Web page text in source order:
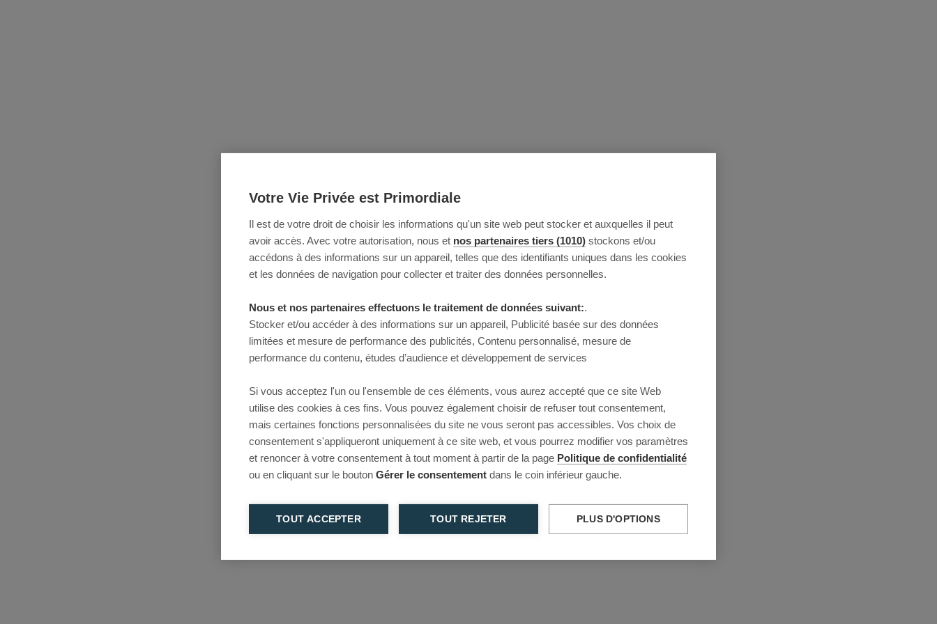
Votre Vie Privée est Primordiale
Il est de votre droit de choisir les informations qu'un site web peut stocker et auxquelles il peut
avoir accès. Avec votre autorisation, nous et nos partenaires tiers (1010) stockons et/ou
accédons à des informations sur un appareil, telles que des identifiants uniques dans les cookies
et les données de navigation pour collecter et traiter des données personnelles.
Nous et nos partenaires effectuons le traitement de données suivant:.
Stocker et/ou accéder à des informations sur un appareil, Publicité basée sur des données
limitées et mesure de performance des publicités, Contenu personnalisé, mesure de
performance du contenu, études d’audience et développement de services
Si vous acceptez l'un ou l'ensemble de ces éléments, vous aurez accepté que ce site Web
utilise des cookies à ces fins. Vous pouvez également choisir de refuser tout consentement,
mais certaines fonctions personnalisées du site ne vous seront pas accessibles. Vos choix de
consentement s'appliqueront uniquement à ce site web, et vous pourrez modifier vos paramètres
et renoncer à votre consentement à tout moment à partir de la page Politique de confidentialité
ou en cliquant sur le bouton Gérer le consentement dans le coin inférieur gauche.
TOUT ACCEPTER TOUT REJETER PLUS D'OPTIONS
This page couldn’t load
Reload to try again, or go back.
Reload Back